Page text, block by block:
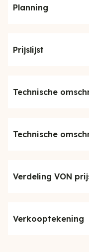
Planning
Prijslijst
Technische
Technische
Verdeling VON
Verkooptekening